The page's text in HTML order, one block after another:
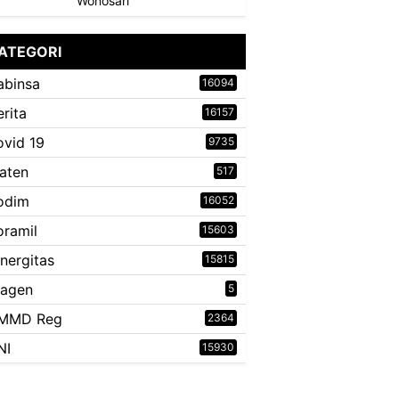
16094
16157
19 9735
517
16052
15603
15815
5
Reg 2364
15930